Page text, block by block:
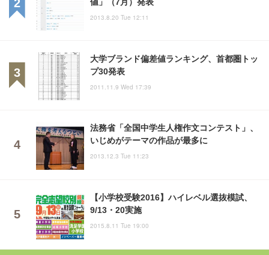
2013.8.20 Tue 12:11
大学ブランド偏差値ランキング、首都圏トッ
プ30発表
2011.11.9 Wed 17:39
法務省「全国中学生人権作文コンテスト」、
いじめがテーマの作品が最多に
2013.12.3 Tue 11:23
【小学校受験2016】ハイレベル選抜模試、
9/13・20実施
2015.8.11 Tue 19:00